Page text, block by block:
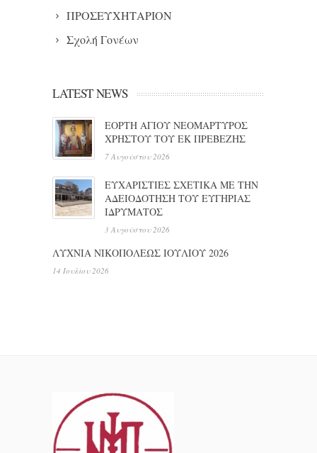
ΠΡΟΣΕΥΧΗΤΑΡΙΟΝ
Σχολή Γονέων
LATEST NEWS
ΕΟΡΤΗ ΑΓΙΟΥ ΝΕΟΜΑΡΤΥΡΟΣ
ΧΡΗΣΤΟΥ ΤΟΥ ΕΚ ΠΡΕΒΕΖΗΣ
7 Αυγούστου 2026
ΕΥΧΑΡΙΣΤΙΕΣ ΣΧΕΤΙΚΑ ΜΕ ΤΗΝ
ΑΔΕΙΟΔΟΤΗΣΗ ΤΟΥ ΕΥΓΗΡΙΑΣ
ΙΔΡΥΜΑΤΟΣ
3 Αυγούστου 2026
ΛΥΧΝΙΑ ΝΙΚΟΠΟΛΕΩΣ ΙΟΥΛΙΟΥ 2026
14 Ιουλίου 2026